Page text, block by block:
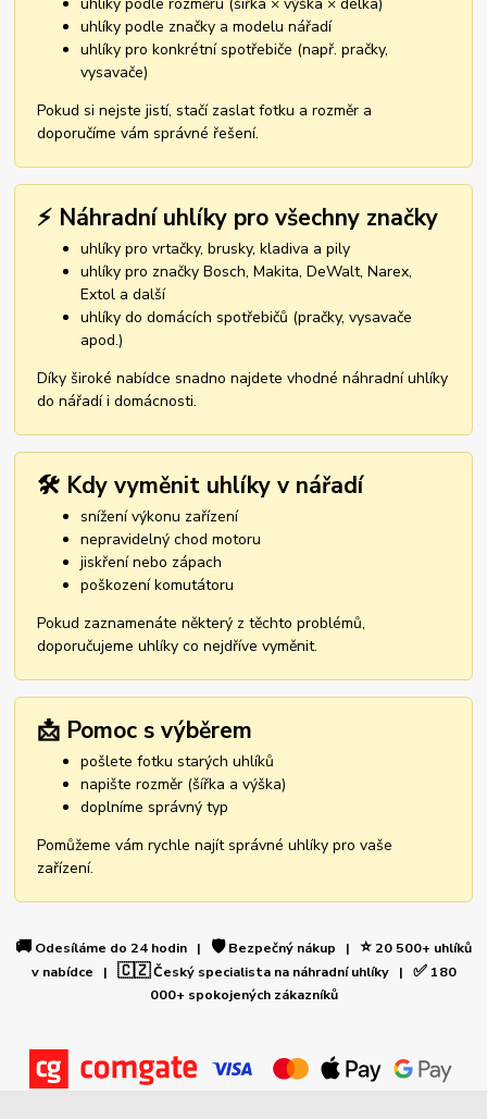
uhlíky podle značky a modelu nářadí
uhlíky pro konkrétní spotřebiče (např. pračky,
vysavače)
Pokud si nejste jistí, stačí zaslat fotku a rozměr a
doporučíme vám správné řešení.
⚡ Náhradní uhlíky pro všechny značky
uhlíky pro vrtačky, brusky, kladiva a pily
uhlíky pro značky Bosch, Makita, DeWalt, Narex,
Extol a další
uhlíky do domácích spotřebičů (pračky, vysavače
apod.)
Díky široké nabídce snadno najdete vhodné náhradní uhlíky
do nářadí i domácnosti.
🛠️ Kdy vyměnit uhlíky v nářadí
snížení výkonu zařízení
nepravidelný chod motoru
jiskření nebo zápach
poškození komutátoru
Pokud zaznamenáte některý z těchto problémů,
doporučujeme uhlíky co nejdříve vyměnit.
📩 Pomoc s výběrem
pošlete fotku starých uhlíků
napište rozměr (šířka a výška)
doplníme správný typ
Pomůžeme vám rychle najít správné uhlíky pro vaše
zařízení.
🚚 Odesíláme do 24 hodin | 🛡️Bezpečný nákup | ⭐20 500+ uhlíků
v nabídce | 🇨🇿Český specialista na náhradní uhlíky | ✅180
000+ spokojených zákazníků